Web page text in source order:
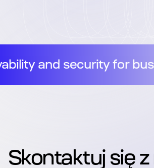
// Observability and
Skontaktuj się z